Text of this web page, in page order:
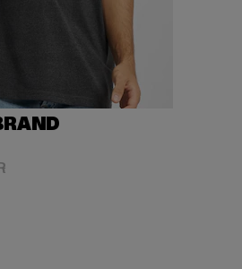
Prix en promotion: 19,99 EUR